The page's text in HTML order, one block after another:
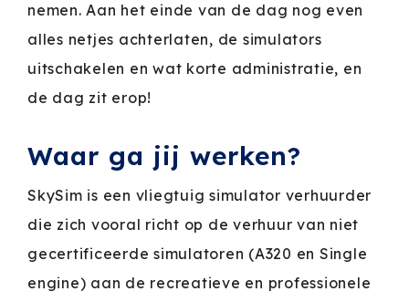
nemen. Aan het einde van de dag nog even
alles netjes achterlaten, de simulators
uitschakelen en wat korte administratie, en
de dag zit erop!
Waar ga jij werken?
SkySim is een vliegtuig simulator verhuurder
die zich vooral richt op de verhuur van niet
gecertificeerde simulatoren (A320 en Single
engine) aan de recreatieve en professionele